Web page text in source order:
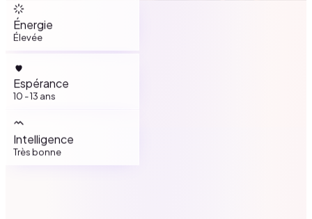
Énergie
Élevée
Espérance
10 - 13 ans
Intelligence
Très bonne